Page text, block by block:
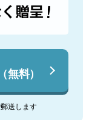
無料）
送します